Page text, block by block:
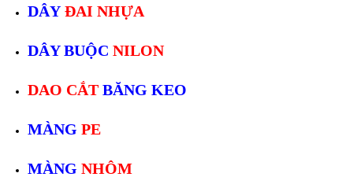
DÂY ĐAI NHỰA
DÂY BUỘC NILON
DAO CẮT BĂNG KEO
MÀNG PE
MÀNG NHÔM